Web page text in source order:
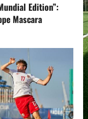
Edition”:
Mascara